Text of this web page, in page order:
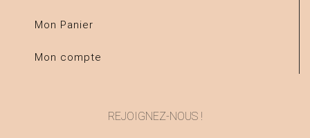
Mon Panier
Mon compte
REJOIGNEZ-NOUS !